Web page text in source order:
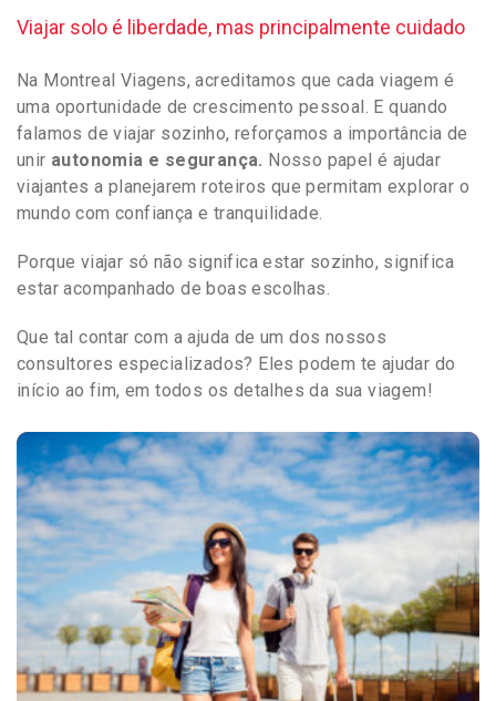
Viajar solo é liberdade, mas principalmente cuidado
Na Montreal Viagens, acreditamos que cada viagem é
uma oportunidade de crescimento pessoal. E quando
falamos de viajar sozinho, reforçamos a importância de
unir autonomia e segurança. Nosso papel é ajudar
viajantes a planejarem roteiros que permitam explorar o
mundo com confiança e tranquilidade.
Porque viajar só não significa estar sozinho, significa
estar acompanhado de boas escolhas.
Que tal contar com a ajuda de um dos nossos
consultores especializados? Eles podem te ajudar do
início ao fim, em todos os detalhes da sua viagem!